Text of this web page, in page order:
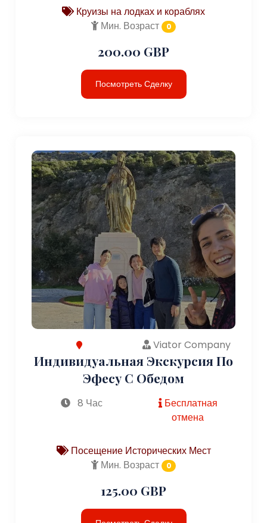
Круизы на лодках и кораблях
Мин. Возраст
0
200.00 GBP
Посмотреть Сделку
Viator Company
Индивидуальная Экскурсия По
Эфесу С Обедом
8 Час
Бесплатная
отмена
Посещение Исторических Мест
Мин. Возраст
0
125.00 GBP